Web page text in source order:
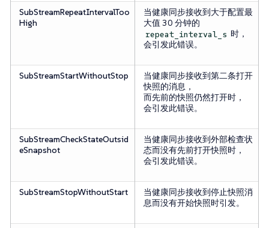
SubStreamRepeatIntervalToo
High
当健康同步接收到大于配置最
大值 30 分钟的
repeat_interval_s 时，
会引发此错误。
SubStreamStartWithoutStop
当健康同步接收到第二条打开
快照的消息，
而先前的快照仍然打开时，
会引发此错误。
SubStreamCheckStateOutsid
eSnapshot
当健康同步接收到外部检查状
态而没有先前打开快照时，
会引发此错误。
SubStreamStopWithoutStart
当健康同步接收到停止快照消
息而没有开始快照时引发。